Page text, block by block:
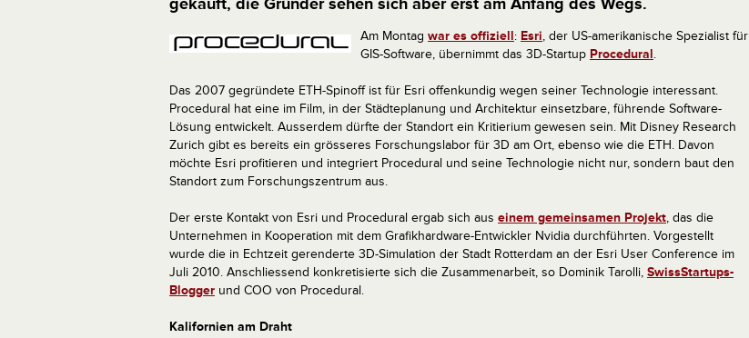
Am Montag war es offiziell: Esri, der US-amerikanische Spezialist für
GIS-Software, übernimmt das 3D-Startup Procedural.
Das 2007 gegründete ETH-Spinoff ist für Esri offenkundig wegen seiner Technologie interessant.
Procedural hat eine im Film, in der Städteplanung und Architektur einsetzbare, führende Software-
Lösung entwickelt. Ausserdem dürfte der Standort ein Kritierium gewesen sein. Mit Disney Research
Zurich gibt es bereits ein grösseres Forschungslabor für 3D am Ort, ebenso wie die ETH. Davon
möchte Esri profitieren und integriert Procedural und seine Technologie nicht nur, sondern baut den
Standort zum Forschungszentrum aus.
Der erste Kontakt von Esri und Procedural ergab sich aus einem gemeinsamen Projekt, das die
Unternehmen in Kooperation mit dem Grafikhardware-Entwickler Nvidia durchführten. Vorgestellt
wurde die in Echtzeit gerenderte 3D-Simulation der Stadt Rotterdam an der Esri User Conference im
Juli 2010. Anschliessend konkretisierte sich die Zusammenarbeit, so Dominik Tarolli, SwissStartups-
Blogger und COO von Procedural.
Kalifornien am Draht